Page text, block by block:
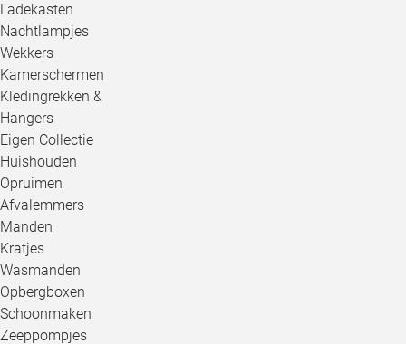
Ladekasten
Nachtlampjes
Wekkers
Kamerschermen
Kledingrekken &
Hangers
Eigen Collectie
Huishouden
Opruimen
Afvalemmers
Manden
Kratjes
Wasmanden
Opbergboxen
Schoonmaken
Zeeppompjes